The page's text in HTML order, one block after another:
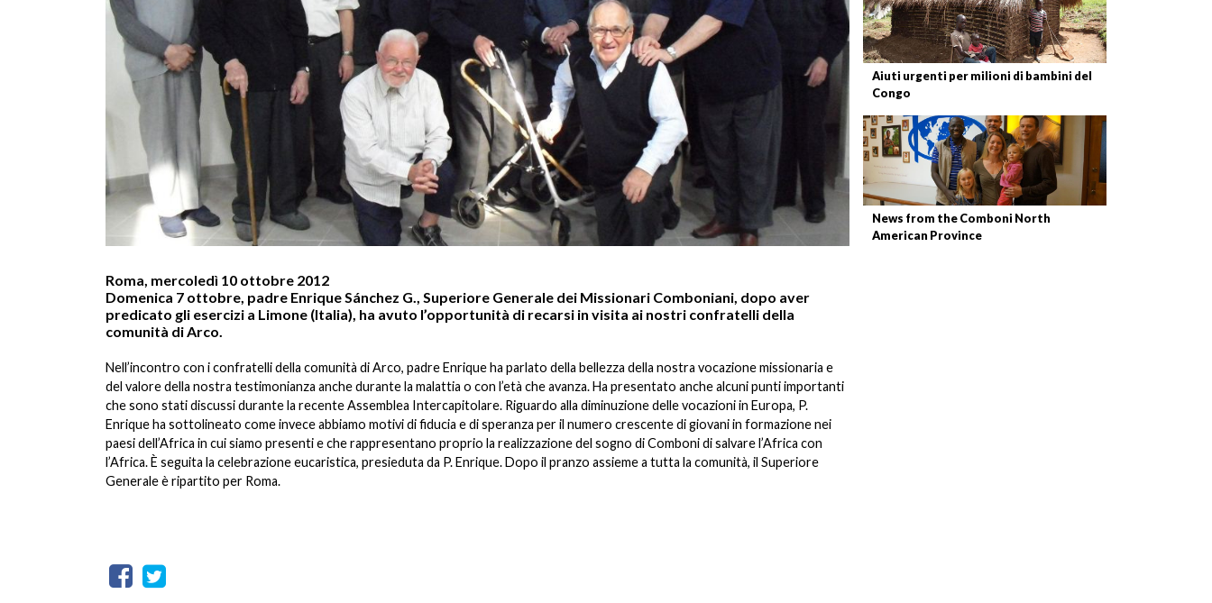
Aiuti urgenti per milioni di bambini del
Congo
News from the Comboni North
American Province
Roma, mercoledì 10 ottobre 2012
Domenica 7 ottobre, padre Enrique Sánchez G., Superiore Generale dei Missionari Comboniani, dopo aver
predicato gli esercizi a Limone (Italia), ha avuto l’opportunità di recarsi in visita ai nostri confratelli della
comunità di Arco.
Nell’incontro con i confratelli della comunità di Arco, padre Enrique ha parlato della bellezza della nostra vocazione missionaria e
del valore della nostra testimonianza anche durante la malattia o con l’età che avanza. Ha presentato anche alcuni punti importanti
che sono stati discussi durante la recente Assemblea Intercapitolare. Riguardo alla diminuzione delle vocazioni in Europa, P.
Enrique ha sottolineato come invece abbiamo motivi di fiducia e di speranza per il numero crescente di giovani in formazione nei
paesi dell’Africa in cui siamo presenti e che rappresentano proprio la realizzazione del sogno di Comboni di salvare l’Africa con
l’Africa. È seguita la celebrazione eucaristica, presieduta da P. Enrique. Dopo il pranzo assieme a tutta la comunità, il Superiore
Generale è ripartito per Roma.